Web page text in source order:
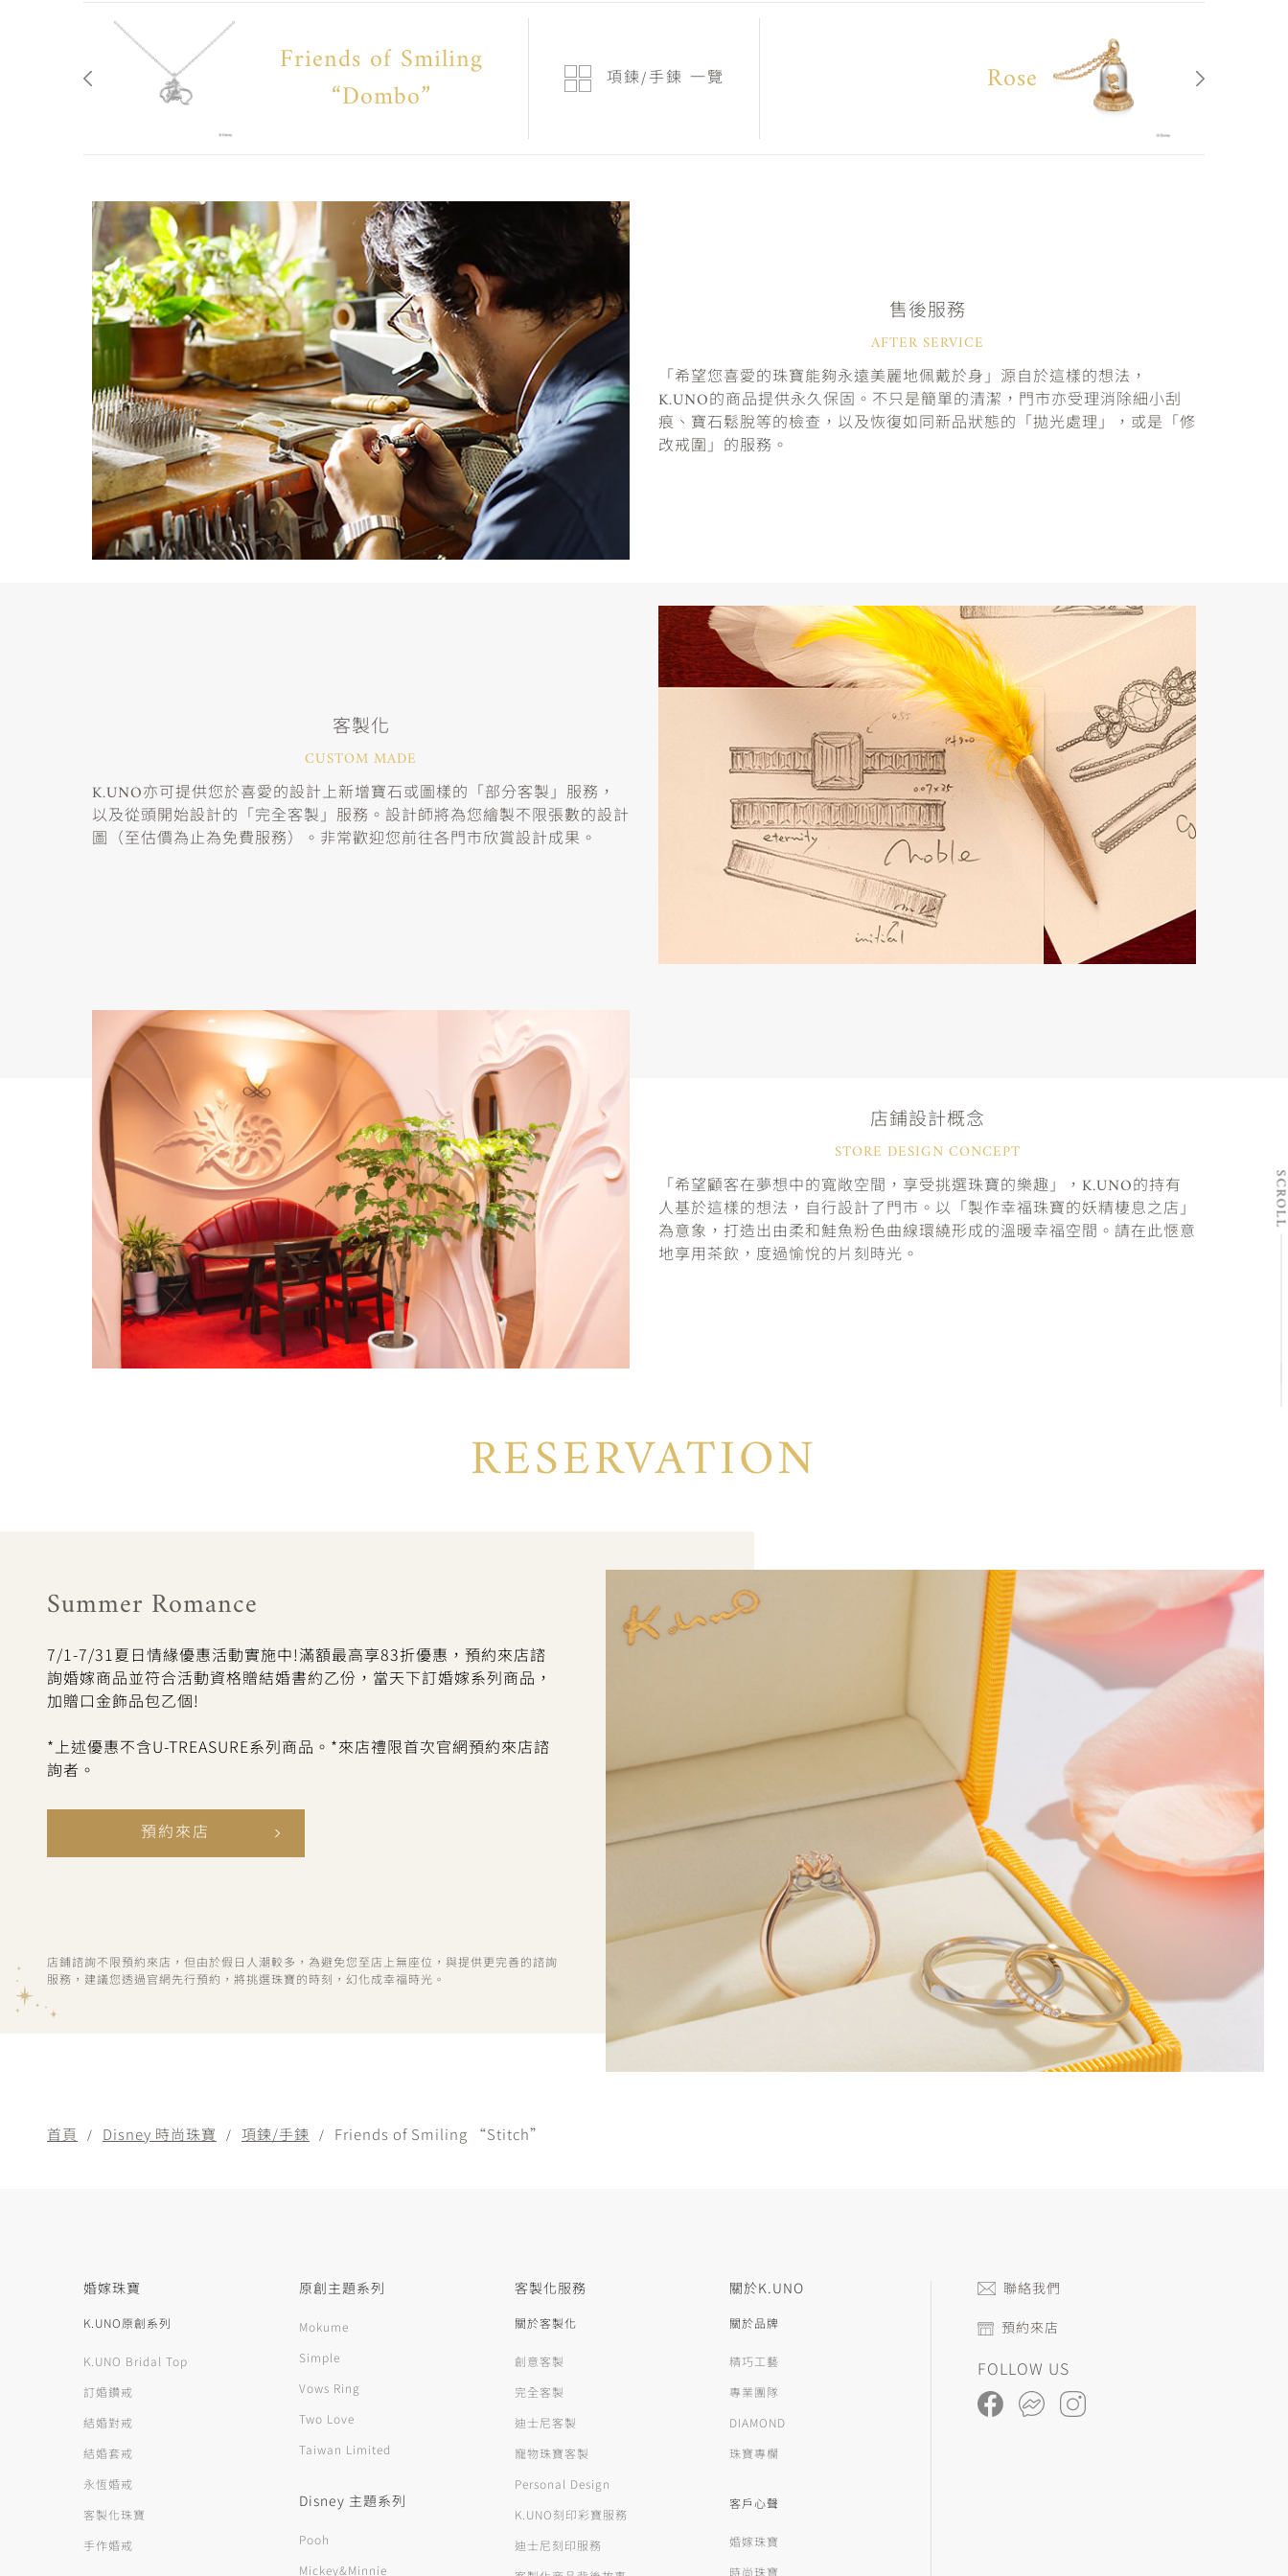
Friends of Smiling
“Dombo”
項鍊/手鍊 一覽 Rose
售後服務
AFTER SERVICE
「希望您喜愛的珠寶能夠永遠美麗地佩戴於身」源自於這樣的想法，
K.UNO的商品提供永久保固。不只是簡單的清潔，門市亦受理消除細小刮
痕、寶石鬆脫等的檢查，以及恢復如同新品狀態的「拋光處理」，或是「修
改戒圍」的服務。
客製化
CUSTOM MADE
K.UNO亦可提供您於喜愛的設計上新增寶石或圖樣的「部分客製」服務，
以及從頭開始設計的「完全客製」服務。設計師將為您繪製不限張數的設計
圖（至估價為止為免費服務）。非常歡迎您前往各門市欣賞設計成果。
店鋪設計概念
STORE DESIGN CONCEPT
「希望顧客在夢想中的寬敞空間，享受挑選珠寶的樂趣」，K.UNO的持有
人基於這樣的想法，自行設計了門市。以「製作幸福珠寶的妖精棲息之店」
為意象，打造出由柔和鮭魚粉色曲線環繞形成的溫暖幸福空間。請在此愜意
地享用茶飲，度過愉悅的片刻時光。
RESERVATION
Summer Romance
7/1-7/31夏日情緣優惠活動實施中!滿額最高享83折優惠，預約來店諮
詢婚嫁商品並符合活動資格贈結婚書約乙份，當天下訂婚嫁系列商品，
加贈口金飾品包乙個!
*上述優惠不含U-TREASURE系列商品。*來店禮限首次官網預約來店諮
詢者。
預約來店
店鋪諮詢不限預約來店，但由於假日人潮較多，為避免您至店上無座位，與提供更完善的諮詢
服務，建議您透過官網先行預約，將挑選珠寶的時刻，幻化成幸福時光。
首頁 Disney 時尚珠寶 項鍊/手鍊 Friends of Smiling “Stitch”
婚嫁珠寶
K.UNO原創系列
K.UNO Bridal Top
訂婚鑽戒
結婚對戒
結婚套戒
永恆婚戒
客製化珠寶
手作婚戒
原創主題系列
Mokume
Simple
Vows Ring
Two Love
Taiwan Limited
Disney 主題系列
Pooh
Mickey&Minnie
客製化服務
關於客製化
創意客製
完全客製
迪士尼客製
寵物珠寶客製
Personal Design
K.UNO刻印彩寶服務
迪士尼刻印服務
關於K.UNO
關於品牌
精巧工藝
專業團隊
DIAMOND
珠寶專欄
客戶心聲
婚嫁珠寶
時尚珠寶
聯絡我們
預約來店
FOLLOW US